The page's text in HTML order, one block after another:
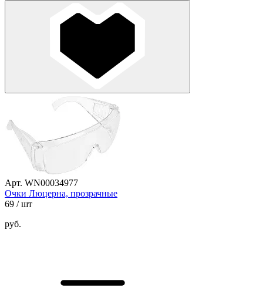
Арт. WN00034977
Очки Люцерна, прозрачные
69 / шт
руб.